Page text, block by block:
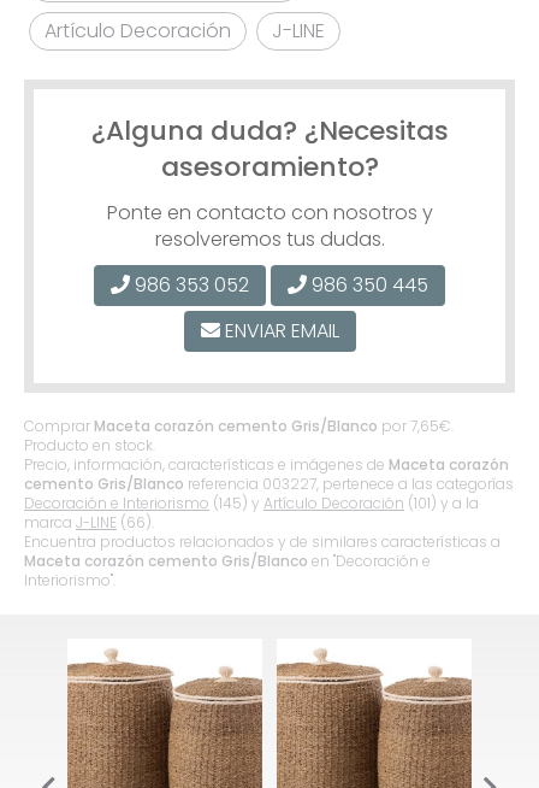
Comprar Maceta corazón cemento Gris/Blanco por7,65€.
Producto en stock.
Precio, información, características e imágenes de Maceta corazón
cemento Gris/Blanco referencia 003227, pertenece a las categorías
Decoración e Interiorismo (145) y Artículo Decoración (101) y a la
marca J-LINE (66).
Encuentra productos relacionados y de similares características a
Maceta corazón cemento Gris/Blanco en "Decoración e
Interiorismo".
Artículo Decoración
J-LINE
¿Alguna duda? ¿Necesitas
asesoramiento?
Ponte en contacto con nosotros y
resolveremos tus dudas.
986 353 052
986 350 445
ENVIAR EMAIL